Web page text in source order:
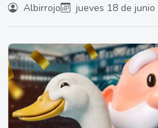
Albirrojo jueves 18 de